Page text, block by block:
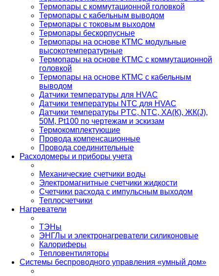
Термопары с коммутационной головкой
Термопары с кабельным выводом
Термопары с токовым выходом
Термопары бескорпусные
Термопары на основе КТМС модульные
высокотемпературные
Термопары на основе КТМС с коммутационной
головкой
Термопары на основе КТМС с кабельным
выводом
Датчики температуры для HVAC
Датчики температуры NTC для HVAC
Датчики температуры PTС, NTC, ХА(К), ЖК(J),
50М, Pt100 по чертежам и эскизам
Термокомплектующие
Провода компенсационные
Провода соединительные
Расходомеры и приборы учета
Механические счетчики воды
Электромагнитные счетчики жидкости
Счетчики расхода с импульсным выходом
Теплосчетчики
Нагреватели
ТЭНы
ЭНГЛы и электронагреватели силиконовые
Калориферы
Тепловентиляторы
Системы беспроводного управления «умный дом»